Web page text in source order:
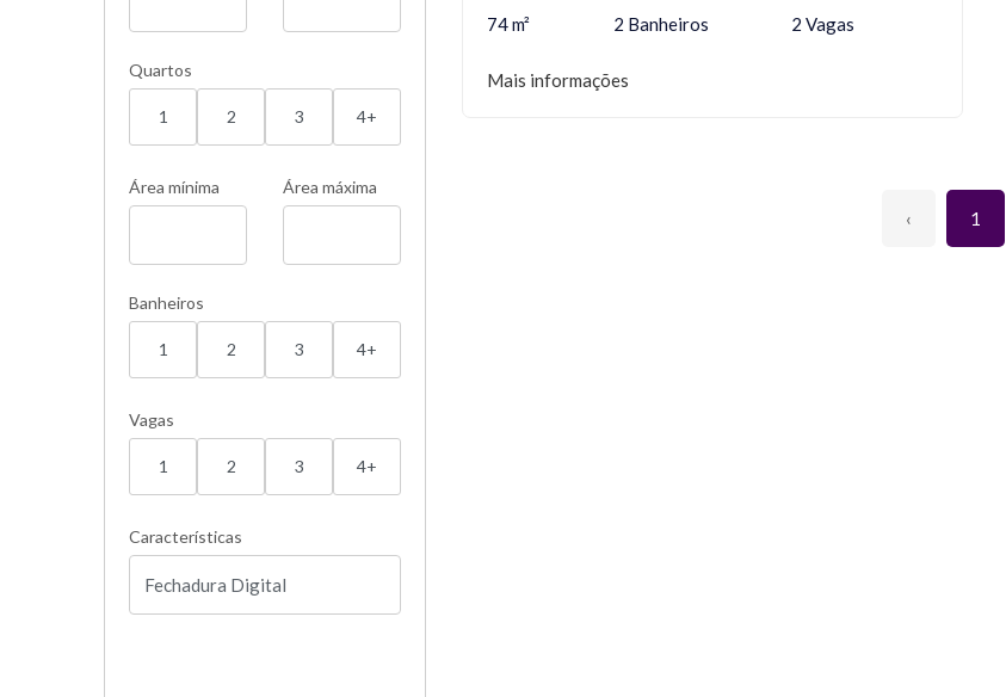
Quartos
1 2 3 4+
Área mínima Área máxima
Banheiros
1 2 3 4+
Vagas
1 2 3 4+
Características
74 m² 2 Banheiros 2 Vagas
Mais informações
‹ 1